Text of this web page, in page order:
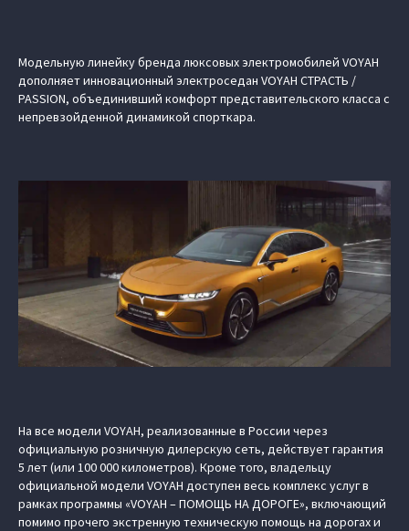
Модельную линейку бренда люксовых электромобилей VOYAH
дополняет инновационный электроседан VOYAH СТРАСТЬ /
PASSION, объединивший комфорт представительского класса с
непревзойденной динамикой спорткара.
На все модели VOYAH, реализованные в России через
официальную розничную дилерскую сеть, действует гарантия
5 лет (или 100 000 километров). Кроме того, владельцу
официальной модели VOYAH доступен весь комплекс услуг в
рамках программы «VOYAH – ПОМОЩЬ НА ДОРОГЕ», включающий
помимо прочего экстренную техническую помощь на дорогах и